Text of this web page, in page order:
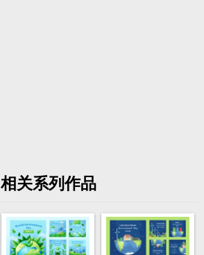
相关系列作品